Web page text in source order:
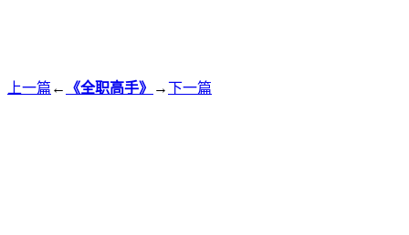
上一篇 ← 《全职高手》 →下一篇